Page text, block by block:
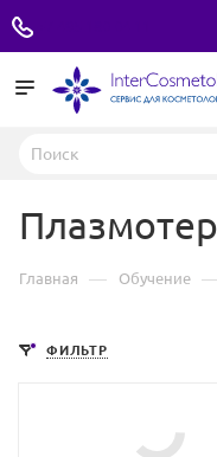
Главная — Обучение
ФИЛЬТР